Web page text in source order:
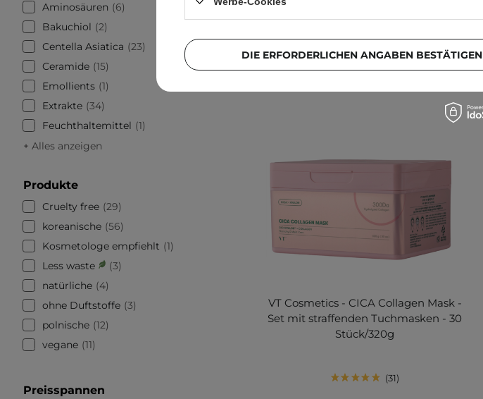
Aminosäuren
6
Bakuchiol
2
Centella Asiatica
23
Ceramide 15
Emollients 1
Extrakte 34
Feuchthaltemittel
1
+ Alles anzeigen
Produkte
Cruelty free 29
koreanische 56
Kosmetologe empfiehlt
1
Less waste
3
natürliche
4
ohne Duftstoffe 3
polnische 12
vegane 11
Preisspannen
VT Cosmetics - CICA Collagen Mask -
Set mit straffenden Tuchmasken - 30
Stück/320g
31
DIE ERFORDERLICHEN ANGABEN BESTÄTIGEN